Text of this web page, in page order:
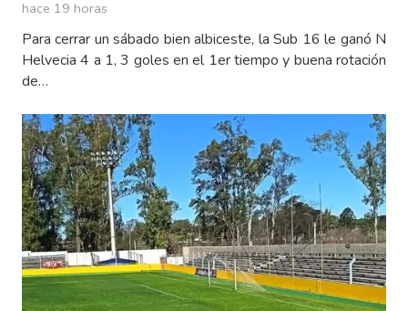
hace 19 horas
Para cerrar un sábado bien albiceste, la Sub 16 le ganó N
Helvecia 4 a 1, 3 goles en el 1er tiempo y buena rotación
de…